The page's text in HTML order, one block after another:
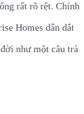
rất rõ rệt. Chính
Homes dẫn dắt
như một câu trả